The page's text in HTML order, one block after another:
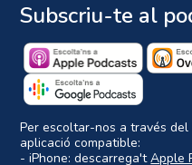
Subscriu-te al
Per escoltar-nos a través
aplicació compatible:
- iPhone: descarrega'tApple